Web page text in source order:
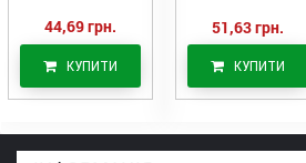
44,69 грн.
КУПИТИ
51,63 грн.
КУПИТИ